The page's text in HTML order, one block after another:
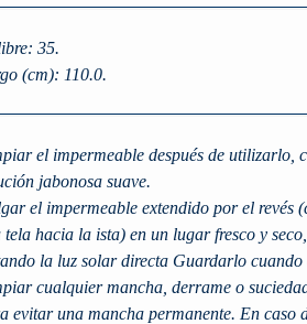
35.
(cm): 110.0.
el impermeable después de utilizarlo,
jabonosa suave.
el impermeable extendido por el revés
tela hacia la ista) en un lugar fresco y
la luz solar directa Guardarlo cuando
cualquier mancha, derrame o
evitar una mancha permanente. En caso